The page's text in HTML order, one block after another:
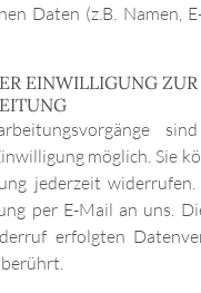
Daten (z.B. Namen,
EINWILLIGUNG ZUR
möglich. Sie
jederzeit
per E-Mail an uns.
erfolgten